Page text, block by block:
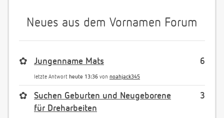
Neues aus dem Vornamen Forum
6
✿ Jungenname Mats
letzte Antwort heute 13:36 von noahjack345
3
✿
Suchen Geburten und Neugeborene
für Dreharbeiten